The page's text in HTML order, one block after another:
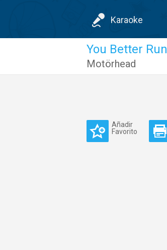
Karaoke
You Better Run
Motörhead
Añadir
Favorito